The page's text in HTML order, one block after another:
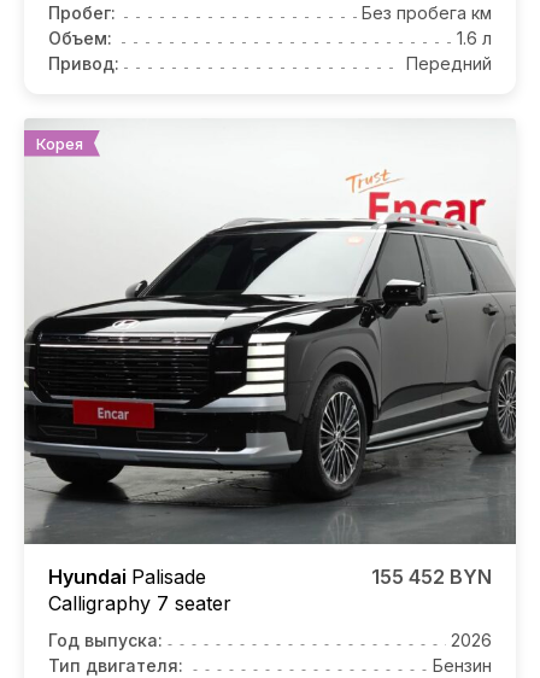
Пробег:
Без пробега км
Объем:
1.6 л
Привод:
Передний
Корея
Hyundai Palisade
Calligraphy 7 seater
155 452 BYN
Год выпуска:
2026
Тип двигателя:
Бензин